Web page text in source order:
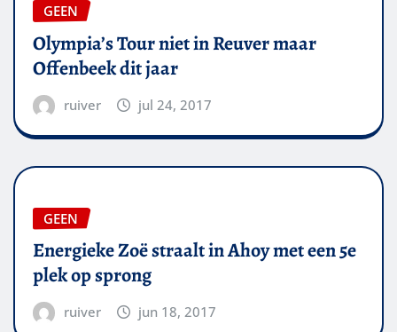
GEEN
Olympia’s Tour niet in Reuver maar
Offenbeek dit jaar
ruiver jul 24, 2017
GEEN
Energieke Zoë straalt in Ahoy met een 5e
plek op sprong
ruiver jun 18, 2017